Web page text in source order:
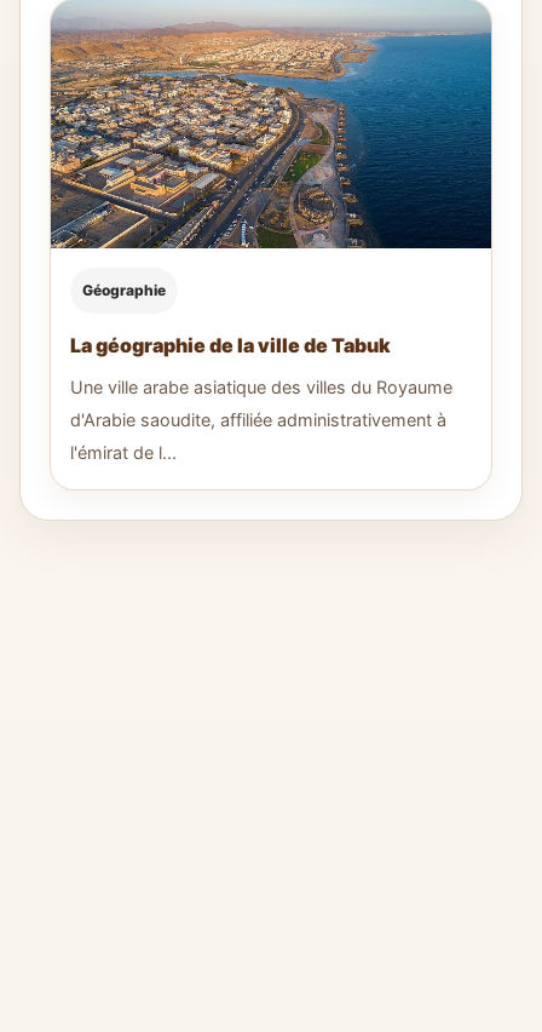
Géographie
La géographie de la ville de Tabuk
Une ville arabe asiatique des villes du Royaume
d'Arabie saoudite, affiliée administrativement à
l'émirat de l...